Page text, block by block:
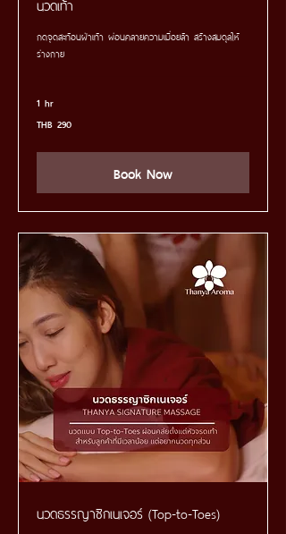
กดจุดสะท้อนฝ่าเท้า ผ่อนคลายความเมื่อยล้า สร้างสมดุลให้
ร่างกาย
1 hr
Thai
THB 290
Book Now
นวดธรรญาซิกเนเจอร์ (Top-to-Toes)